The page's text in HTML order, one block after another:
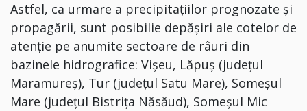
Astfel, ca urmare a precipitaţiilor prognozate şi
propagării, sunt posibilie depășiri ale cotelor de
atenție pe anumite sectoare de râuri din
bazinele hidrografice: Vişeu, Lăpuş (judeţul
Maramureş), Tur (judeţul Satu Mare), Someşul
Mare (judeţul Bistriţa Năsăud), Someşul Mic